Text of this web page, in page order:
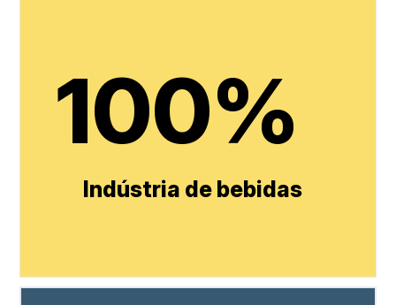
100%
Indústria de bebidas